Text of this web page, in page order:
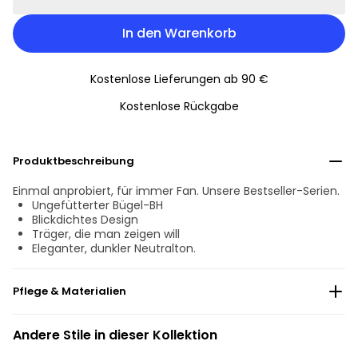
In den Warenkorb
Kostenlose Lieferungen ab 90 €
Kostenlose Rückgabe
Produktbeschreibung
Einmal anprobiert, für immer Fan. Unsere Bestseller-Serien.
Ungefütterter Bügel-BH
Blickdichtes Design
Träger, die man zeigen will
Eleganter, dunkler Neutralton.
Pflege & Materialien
Keine professionelle Reinigung
Andere Stile in dieser Kollektion